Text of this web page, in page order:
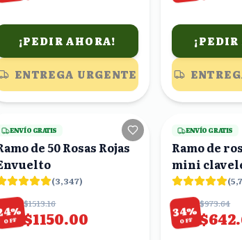
¡PEDIR AHORA!
ENTREGA URGENTE
14viendo
ENVÍO GRATIS
de 50 Rosas Rojas
(3,347)
%
OFF
$1513.16
$1150.00
ENVÍO GRATIS
Ramo de
mini
rojos
(
34%
OFF
$973.64